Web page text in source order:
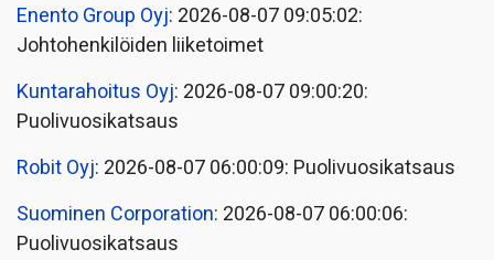
Enento Group Oyj: 2026-08-07 09:05:02:
Johtohenkilöiden liiketoimet
Kuntarahoitus Oyj: 2026-08-07 09:00:20:
Puolivuosikatsaus
Robit Oyj: 2026-08-07 06:00:09: Puolivuosikatsaus
Suominen Corporation: 2026-08-07 06:00:06:
Puolivuosikatsaus